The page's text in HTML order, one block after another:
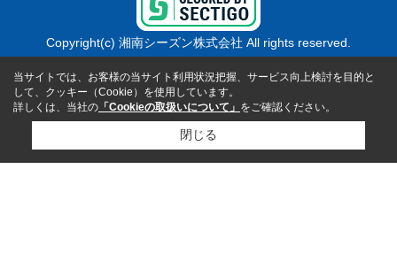
Copyright(c) 湘南シーズン株式会社 All rights reserved.
当サイトでは、お客様の当サイト利用状況把握、サービス向上検討を目的と
して、クッキー（Cookie）を使用しています。
詳しくは、当社の 「Cookieの取扱いについて」 をご確認ください。
閉じる